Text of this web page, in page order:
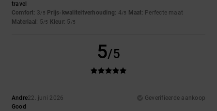
travel
Comfort: 3/5 Prijs-kwaliteitverhouding: 4/5 Maat: Perfecte maat
Materiaal : 5/5 Kleur: 5 /5
5/5
Andre22. juni 2026
Geverifieerde aankoop
Good